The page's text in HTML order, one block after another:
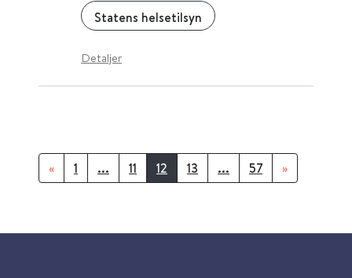
Statens helsetilsyn
Detaljer
« 1 ... 11 12 13 ... 57 »